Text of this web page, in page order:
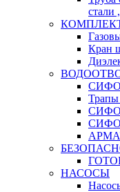
стали
Кран
Трапы
НАСОСЫ